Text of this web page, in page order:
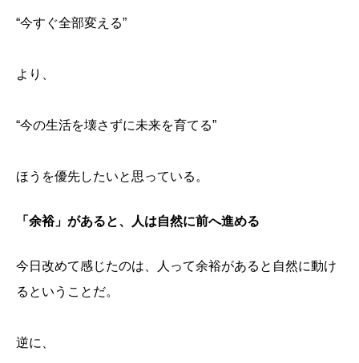
“今すぐ全部変える”
より、
“今の生活を壊さずに未来を育てる”
ほうを優先したいと思っている。
「余裕」があると、人は自然に前へ進める
今日改めて感じたのは、人って余裕があると自然に動け
るということだ。
逆に、